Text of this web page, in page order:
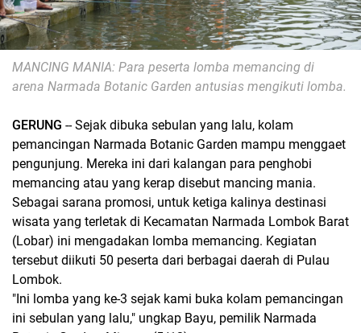
MANCING MANIA: Para peserta lomba memancing di
arena Narmada Botanic Garden antusias mengikuti lomba.
GERUNG -- Sejak dibuka sebulan yang lalu, kolam
pemancingan Narmada Botanic Garden mampu menggaet
pengunjung. Mereka ini dari kalangan para penghobi
memancing atau yang kerap disebut mancing mania.
Sebagai sarana promosi, untuk ketiga kalinya destinasi
wisata yang terletak di Kecamatan Narmada Lombok Barat
(Lobar) ini mengadakan lomba memancing. Kegiatan
tersebut diikuti 50 peserta dari berbagai daerah di Pulau
Lombok.
"Ini lomba yang ke-3 sejak kami buka kolam pemancingan
ini sebulan yang lalu," ungkap Bayu, pemilik Narmada